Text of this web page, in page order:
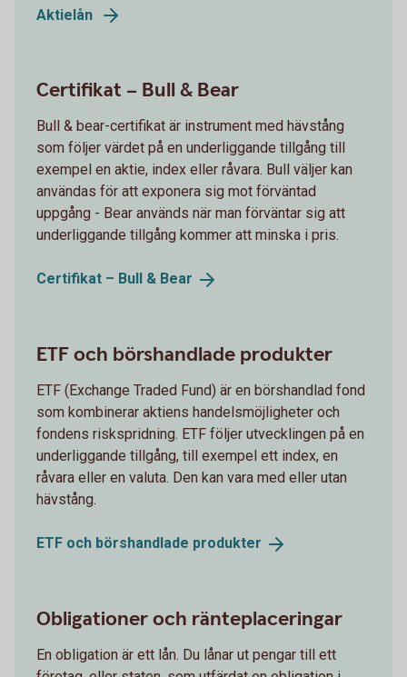
Aktielån
Certifikat – Bull & Bear
Bull & bear-certifikat är instrument med hävstång
som följer värdet på en underliggande tillgång till
exempel en aktie, index eller råvara. Bull väljer kan
användas för att exponera sig mot förväntad
uppgång - Bear används när man förväntar sig att
underliggande tillgång kommer att minska i pris.
Certifikat – Bull & Bear
ETF och börshandlade produkter
ETF (Exchange Traded Fund) är en börshandlad fond
som kombinerar aktiens handelsmöjligheter och
fondens riskspridning. ETF följer utvecklingen på en
underliggande tillgång, till exempel ett index, en
råvara eller en valuta. Den kan vara med eller utan
hävstång.
ETF och börshandlade produkter
Obligationer och ränteplaceringar
En obligation är ett lån. Du lånar ut pengar till ett